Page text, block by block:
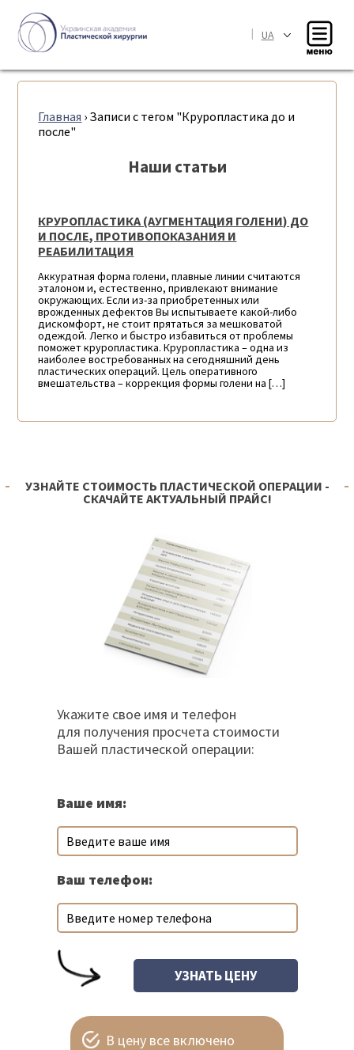
| UA
Главная › Записи с тегом "Круропластика до и
после"
Наши статьи
КРУРОПЛАСТИКА (АУГМЕНТАЦИЯ ГОЛЕНИ) ДО
И ПОСЛЕ, ПРОТИВОПОКАЗАНИЯ И
РЕАБИЛИТАЦИЯ
Аккуратная форма голени, плавные линии считаются
эталоном и, естественно, привлекают внимание
окружающих. Если из-за приобретенных или
врожденных дефектов Вы испытываете какой-либо
дискомфорт, не стоит прятаться за мешковатой
одеждой. Легко и быстро избавиться от проблемы
поможет круропластика. Круропластика – одна из
наиболее востребованных на сегодняшний день
пластических операций. Цель оперативного
вмешательства – коррекция формы голени на […]
УЗНАЙТЕ СТОИМОСТЬ ПЛАСТИЧЕСКОЙ ОПЕРАЦИИ -
СКАЧАЙТЕ АКТУАЛЬНЫЙ ПРАЙС!
Укажите свое имя и телефон
для получения просчета стоимости
Вашей пластической операции:
Ваше имя:
Ваш телефон:
В цену все включено